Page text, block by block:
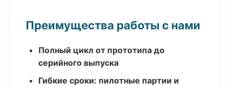
Преимущества работы с нами
Полный цикл от прототипа до
серийного выпуска
Гибкие сроки: пилотные партии и